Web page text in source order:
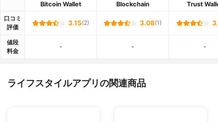
Bitcoin Wallet
Blockchain
Trust
口コミ
評価
3.15(2) 3.08(1)
値段
料金
- - -
ライフスタイルアプリの関連商品